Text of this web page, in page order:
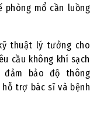
mổ cần luồng
thuật lý tưởng cho
cầu không khí sạch
đảm bảo độ thông
trợ bác sĩ và bệnh